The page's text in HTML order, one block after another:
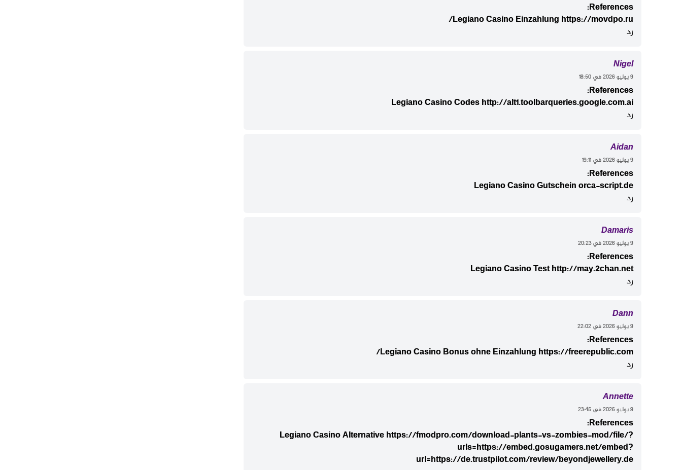
References:
Legiano Casino Einzahlung https://movdpo.ru/
رد
Nigel
‫9 يوليو 2026 في 18:50
References:
Legiano Casino Codeshttp://alt1.toolbarqueries.google.com.ai
رد
Aidan
‫9 يوليو 2026 في 19:11
References:
Legiano Casino Gutscheinorca-script.de
رد
Damaris
‫9 يوليو 2026 في 20:23
References:
Legiano Casino Testhttp://may.2chan.net
رد
Dann
‫9 يوليو 2026 في 22:02
References:
Legiano Casino Bonus ohne Einzahlung https://freerepublic.com/
رد
Annette
‫9 يوليو 2026 في 23:45
References:
Legiano Casino Alternativehttps://fmodpro.com/download-plants-vs-zombies-mod/file/?
urls=https://embed.gosugamers.net/embed?
url=https://de.trustpilot.com/review/beyondjewellery.de